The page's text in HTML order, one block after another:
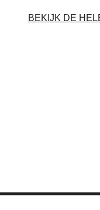
BEKIJK DE